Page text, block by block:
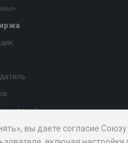
вы даете согласие